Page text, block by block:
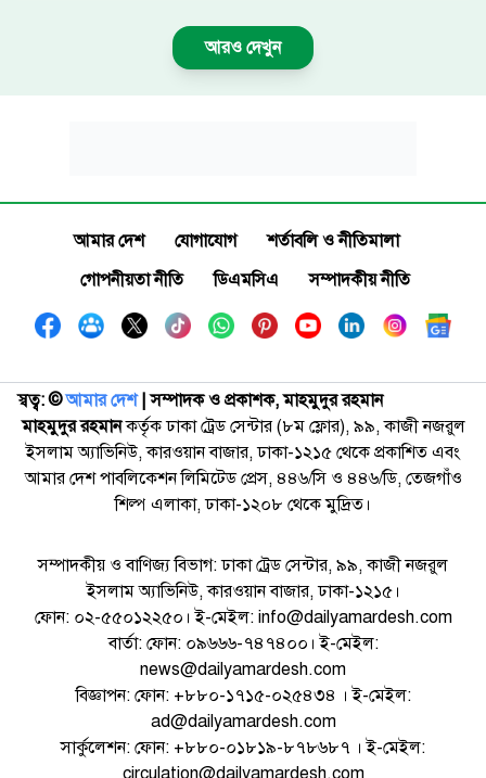
আরও দেখুন
আমার দেশ যোগাযোগ
শর্তাবলি ও নীতিমালা
গোপনীয়তা নীতি
ডিএমসিএ সম্পাদকীয় নীতি
স্বত্ব: ©️আমার দেশ| সম্পাদক ও প্রকাশক, মাহমুদুর রহমান
মাহমুদুর রহমানকর্তৃক ঢাকা ট্রেড সেন্টার (৮ম ফ্লোর), ৯৯, কাজী নজরুল
ইসলাম অ্যাভিনিউ, কারওয়ান বাজার, ঢাকা-১২১৫ থেকে প্রকাশিত এবং
আমার দেশ পাবলিকেশন লিমিটেড প্রেস, ৪৪৬/সি ও ৪৪৬/ডি, তেজগাঁও
শিল্প এলাকা, ঢাকা-১২০৮ থেকে মুদ্রিত।
সম্পাদকীয় ও বাণিজ্য বিভাগ: ঢাকা ট্রেড সেন্টার, ৯৯, কাজী নজরুল
ইসলাম অ্যাভিনিউ, কারওয়ান বাজার, ঢাকা-১২১৫।
ফোন: ০২-৫৫০১২২৫০। ই-মেইল: info@dailyamardesh.com
বার্তা: ফোন: ০৯৬৬৬-৭৪৭৪০০। ই-মেইল:
news@dailyamardesh.com
বিজ্ঞাপন: ফোন: +৮৮০-১৭১৫-০২৫৪৩৪ । ই-মেইল:
ad@dailyamardesh.com
সার্কুলেশন: ফোন: +৮৮০-০১৮১৯-৮৭৮৬৮৭ । ই-মেইল:
circulation@dailyamardesh.com